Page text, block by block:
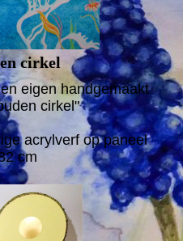
cirkel
eigen handgemaakt
cirkel"
acrylverf op paneel
cm